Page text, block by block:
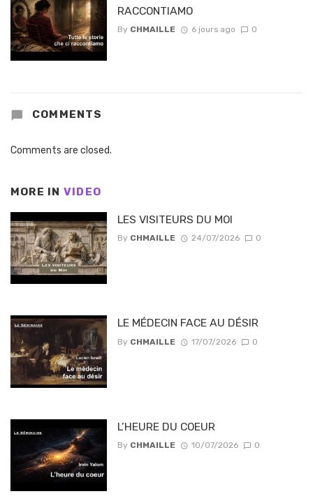
RACCONTIAMO
By CHMAILLE 6 jours ago 0
COMMENTS
Comments are closed.
MORE IN VIDEO
LES VISITEURS DU MOI
By CHMAILLE 24/07/2026 0
LE MÉDECIN FACE AU DÉSIR
By CHMAILLE 17/07/2026 0
L’HEURE DU COEUR
By CHMAILLE 10/07/2026 0